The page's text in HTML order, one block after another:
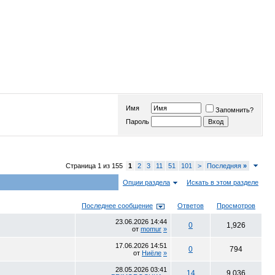
Имя
Запомнить?
Пароль
Страница 1 из 155 1 2 3 11 51 101 > Последняя »
Опции раздела Искать в этом разделе
Последнее сообщение Ответов Просмотров
23.06.2026 14:44
от momur » 0 1,926
17.06.2026 14:51
от Ниёле » 0 794
28.05.2026 03:41
14 9,036